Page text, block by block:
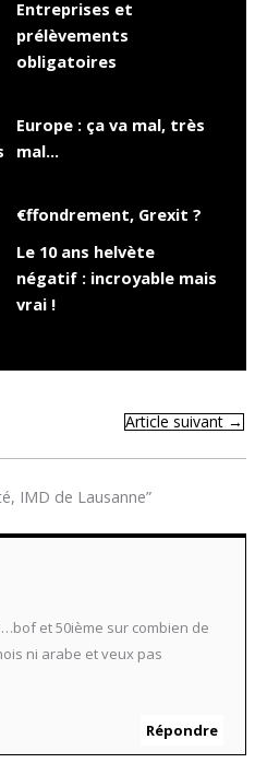
Entreprises et
prélèvements
obligatoires
Europe : ça va mal, très
mal…
€ffondrement, Grexit ?
Le 10 ans helvète
négatif : incroyable mais
vrai !
Article suivant →
IMD de Lausanne”
et 50ième sur combien de
ni arabe et veux pas
Répondre